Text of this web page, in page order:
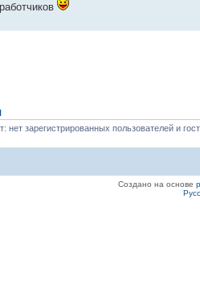
зарегистрированных пользователей и
Создано на основе